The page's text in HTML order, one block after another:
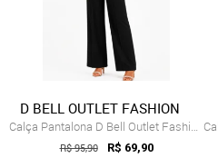
D BELL OUTLET FASHION
Calça Pantalona D Bell Outlet Fashion Preto
R$ 95,90 R$ 69,90